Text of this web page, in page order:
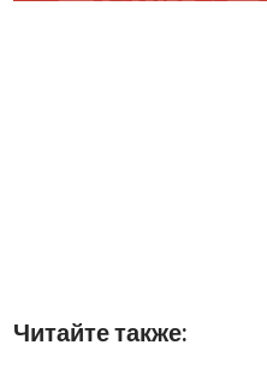
Читайте также: